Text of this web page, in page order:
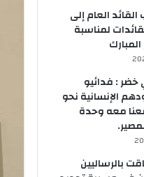
القائد العام إلى
لمناسبة
خضر : فدائيو
الإنسانية نحو
معه وحدة
بالرساليين